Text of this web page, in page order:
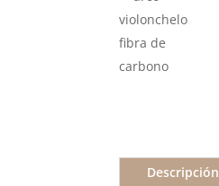
Descripción